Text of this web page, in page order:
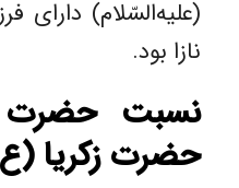
(علیه‌السّلام) دارای
نازا بود.
نسبت
حضرت زکریا